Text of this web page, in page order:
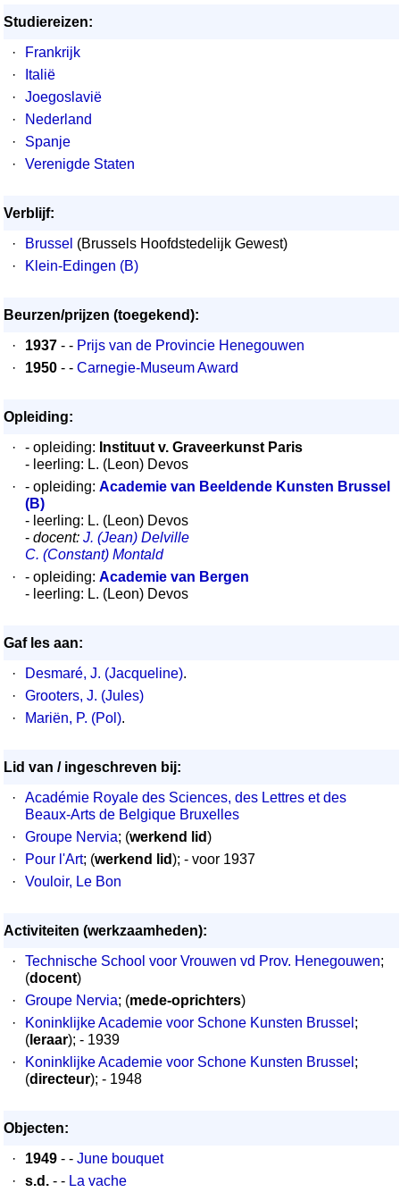
Studiereizen:
·
Frankrijk
·
Italië
·
Joegoslavië
·
Nederland
·
Spanje
·
Verenigde Staten
Verblijf:
·
Brussel (Brussels Hoofdstedelijk Gewest)
·
Klein-Edingen (B)
Beurzen/prijzen (toegekend):
·
1937 - - Prijs van de Provincie Henegouwen
·
1950 - - Carnegie-Museum Award
Opleiding:
·
- opleiding: Instituut v. Graveerkunst Paris
- leerling: L. (Leon) Devos
·
- opleiding: Academie van Beeldende Kunsten Brussel
(B)
- leerling: L. (Leon) Devos
- docent: J. (Jean) Delville
C. (Constant) Montald
·
- opleiding: Academie van Bergen
- leerling: L. (Leon) Devos
Gaf les aan:
·
Desmaré, J. (Jacqueline).
·
Grooters, J. (Jules)
·
Mariën, P. (Pol).
Lid van / ingeschreven bij:
·
Académie Royale des Sciences, des Lettres et des
Beaux-Arts de Belgique Bruxelles
·
Groupe Nervia; (werkend lid)
·
Pour l'Art; (werkend lid); - voor 1937
·
Vouloir, Le Bon
Activiteiten (werkzaamheden):
·
Technische School voor Vrouwen vd Prov. Henegouwen;
(docent)
·
Groupe Nervia; (mede-oprichters)
·
Koninklijke Academie voor Schone Kunsten Brussel ;
( leraar); - 1939
·
Koninklijke Academie voor Schone Kunsten Brussel ;
(directeur); - 1948
Objecten:
·
1949 - - June bouquet
·
s.d. - - La vache